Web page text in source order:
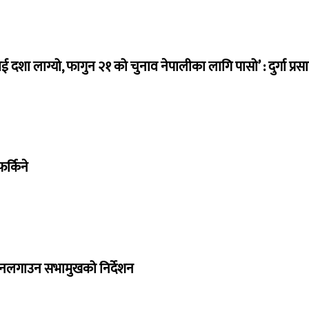
दशा लाग्यो, फागुन २१ को चुनाव नेपालीका लागि पासो’ : दुर्गा
सभामुखको निर्देशन